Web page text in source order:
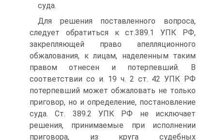
суда.
Для решения поставленного вопроса,
следует обратиться к ст.389.1 УПК РФ,
закрепляющей право апелляционного
обжалования, к лицам, наделенным таким
правом отнесен и потерпевший. В
соответствии со и. 19 ч. 2 ст. 42 УПК РФ
потерпевший может обжаловать не только
приговор, но и определение, постановление
суда. Ст. 389.2 УПК РФ не исключает
решения, принимаемые при исполнении
приговора, из круга судебных